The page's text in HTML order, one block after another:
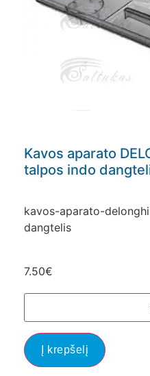
Kavos aparato
talpos indo
kavos-aparato-
dangtelis
7.50€
Į krepšelį